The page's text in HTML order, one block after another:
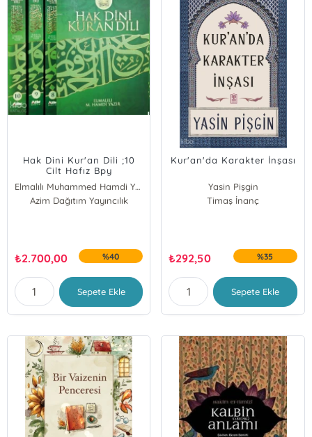
Hak Dini Kur'an Dili ;10
Cilt Hafız Bpy
Elmalılı Muhammed Hamdi Yazır
Azim Dağıtım Yayıncılık
₺2.700,00 %40
Sepete Ekle
Kur'an'da Karakter İnşası
Yasin Pişgin
Timaş İnanç
₺292,50 %35
Sepete Ekle